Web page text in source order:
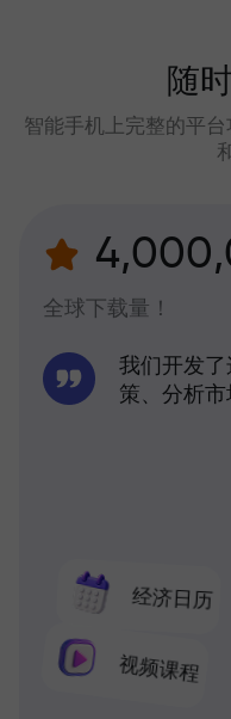
随
智能手机上完整的平
全球下载量！
经济日历
视频课程
我们开发
策、分析